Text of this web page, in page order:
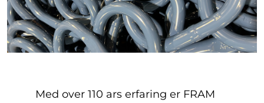
Med over 110 ars erfaring er FRAM